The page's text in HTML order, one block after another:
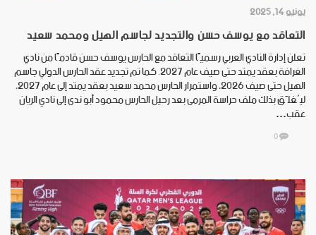
يونيو 14, 2025
التعاقد مع يوسف حسن والتجديد لجاسم الهيل ومحمد سعيد
تعلن إدارة النادي العربي رسميًا التعاقد مع الحارس يوسف حسن قادمًا من نادي
الغرافة بعقد يمتد حتى صيف عام 2027. كما تم تجديد عقد الحارس الدولي جاسم
الهيل حتى صيف 2026، واستمرار الحارس محمد سعيد بعقد يمتد إلى عام 2027،
ليُغلَق بذلك ملف حراسة المرمى بعد رحيل الحارس محمود أبو ندى إلى نادي الريان
عقب…
0